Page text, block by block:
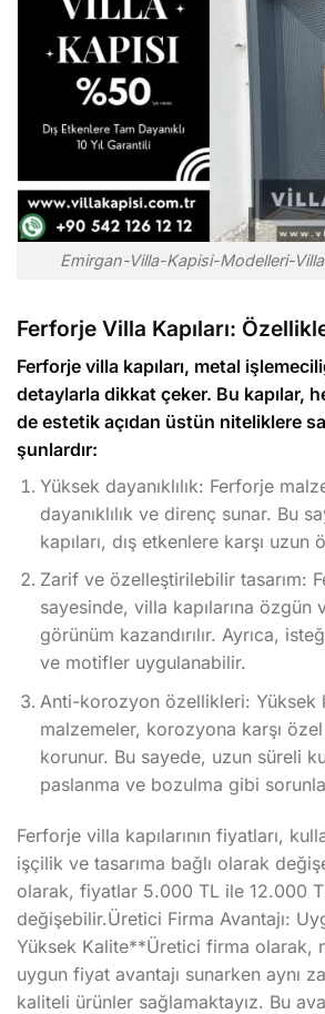
Emirgan-Villa-Kapisi-Modelleri-
Ferforje Villa Kapıları:
Ferforje villa kapıları, metal
detaylarla dikkat çeker. Bu kapılar,
de estetik açıdan üstün niteliklere
şunlardır:
Yüksek dayanıklılık: Ferforje
dayanıklılık ve direnç sunar. Bu
kapıları, dış etkenlere karşı uzun
Zarif ve özelleştirilebilir tasarım:
sayesinde, villa kapılarına özgün
görünüm kazandırılır. Ayrıca,
ve motifler uygulanabilir.
Anti-korozyon özellikleri: Yüksek
malzemeler, korozyona karşı
korunur. Bu sayede, uzun süreli
paslanma ve bozulma gibi
Ferforje villa kapılarının fiyatları,
işçilik ve tasarıma bağlı olarak
olarak, fiyatlar 5.000 TL ile 12.000
değişebilir.Üretici Firma Avantajı:
Yüksek Kalite**Üretici firma olarak,
uygun fiyat avantajı sunarken aynı
kaliteli ürünler sağlamaktayız. Bu